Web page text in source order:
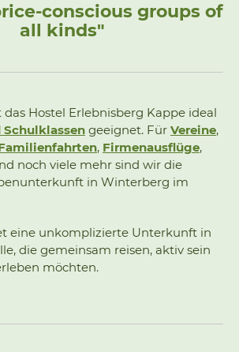
conscious groups of
all kinds"
das Hostel Erlebnisberg Kappe ideal
Schulklassen geeignet. Für Vereine,
, Firmenausflüge,
noch viele mehr sind wir die
in Winterberg im
eine unkomplizierte Unterkunft in
die gemeinsam reisen, aktiv sein
möchten.